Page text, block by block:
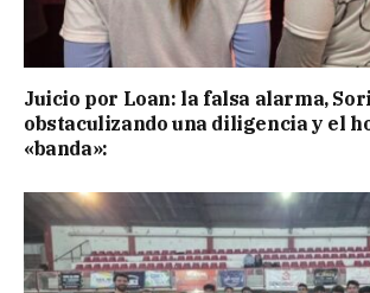
Juicio por Loan: la falsa alarma,
obstaculizando una diligencia y el
«banda»: